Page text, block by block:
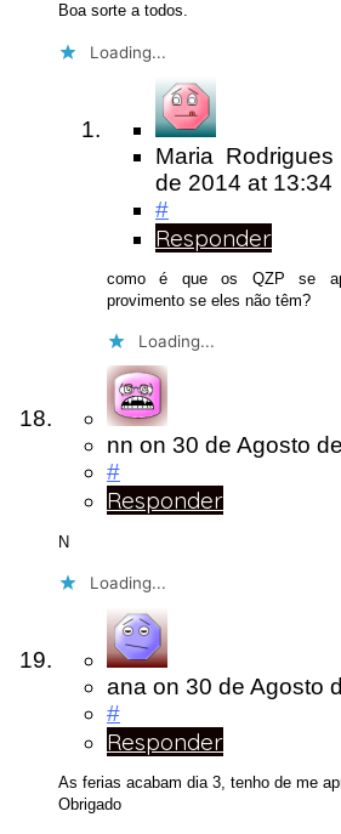
Boa sorte a todos.
Loading...
Maria Rodrigues
de 2014 at 13:34
#
Responder
como é que os QZP se
provimento se eles não têm?
Loading...
nn on 30 de Agosto
#
Responder
N
Loading...
ana on 30 de Agosto
#
Responder
As ferias acabam dia 3, tenho de me
Obrigado